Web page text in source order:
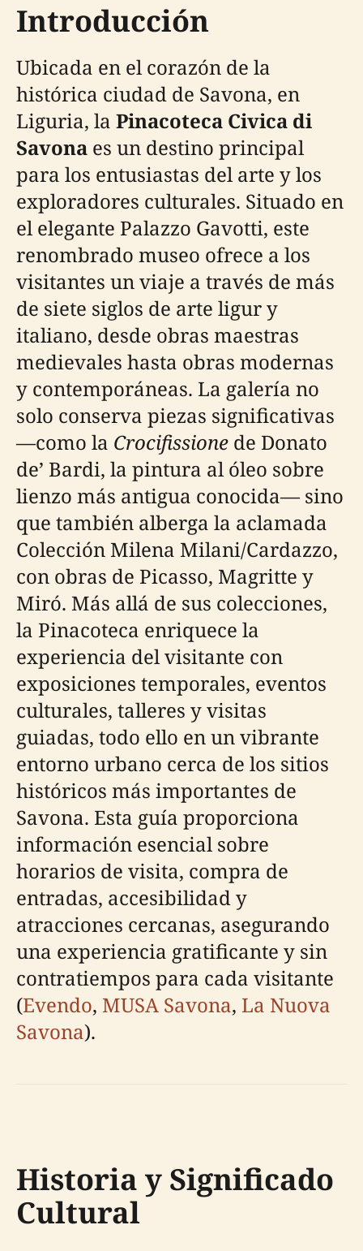
Introducción
Ubicada en el corazón de la
histórica ciudad de Savona, en
Liguria, la Pinacoteca Civica di
Savona es un destino principal
para los entusiastas del arte y los
exploradores culturales. Situado en
el elegante Palazzo Gavotti, este
renombrado museo ofrece a los
visitantes un viaje a través de más
de siete siglos de arte ligur y
italiano, desde obras maestras
medievales hasta obras modernas
y contemporáneas. La galería no
solo conserva piezas significativas
—como la Crocifissione de Donato
de’ Bardi, la pintura al óleo sobre
lienzo más antigua conocida— sino
que también alberga la aclamada
Colección Milena Milani/Cardazzo,
con obras de Picasso, Magritte y
Miró. Más allá de sus colecciones,
la Pinacoteca enriquece la
experiencia del visitante con
exposiciones temporales, eventos
culturales, talleres y visitas
guiadas, todo ello en un vibrante
entorno urbano cerca de los sitios
históricos más importantes de
Savona. Esta guía proporciona
información esencial sobre
horarios de visita, compra de
entradas, accesibilidad y
atracciones cercanas, asegurando
una experiencia gratificante y sin
contratiempos para cada visitante
(Evendo, MUSA Savona, La Nuova
Savona).
Historia y Significado
Cultural